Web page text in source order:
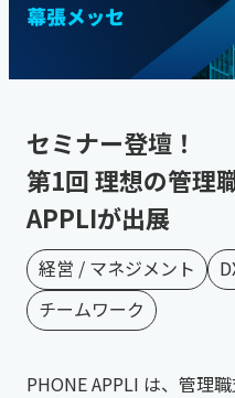
セミナー登壇！
第1回 理想の管理
APPLIが出展
経営 / マネジメント
チームワーク
PHONE APPLI は、管理